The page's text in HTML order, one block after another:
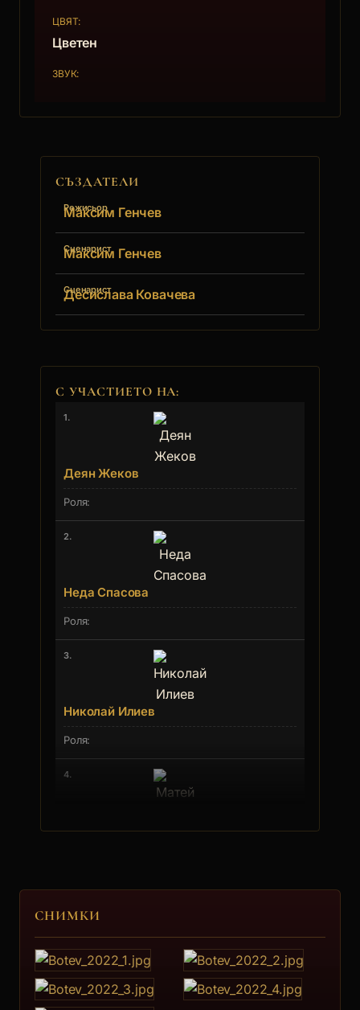
ЦВЯТ:
Цветен
ЗВУК:
СЪЗДАТЕЛИ
Режисьор
Максим Генчев
Сценарист
Максим Генчев
Сценарист
Десислава Ковачева
С УЧАСТИЕТО НА:
1.
Деян Жеков
2.
Неда Спасова
3.
Николай Илиев
4.
Матей Генчев
Боян Фърцов
СНИМКИ